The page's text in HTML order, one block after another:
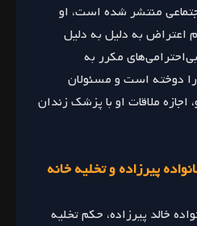
منتشر شده است، او
به دلیل به دلیل
مکرر به
دوخته است و مسئولان
ملاقات او با پزشک زندان
پیرزاده و تخلیه خانه
خالد پیرزاده، حکم تخلیه